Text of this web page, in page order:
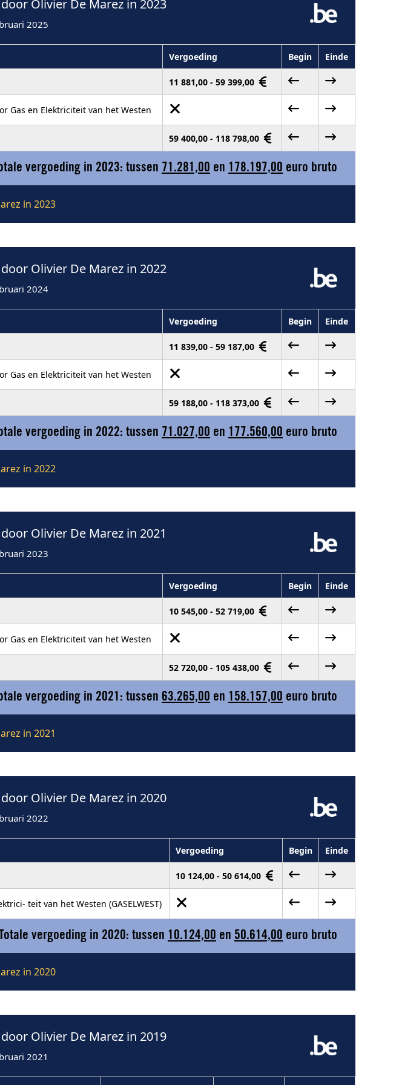
Olivier De Marez in 2023
2025
Vergoeding Begin Einde
11 881,00 - 59 399,00
Gas en Elektriciteit van het Westen
59 400,00 - 118 798,00
vergoeding in 2023: tussen 71.281,00 en 178.197,00 euro bruto
in 2023
Olivier De Marez in 2022
2024
Vergoeding Begin Einde
11 839,00 - 59 187,00
Gas en Elektriciteit van het Westen
59 188,00 - 118 373,00
vergoeding in 2022: tussen 71.027,00 en 177.560,00 euro bruto
in 2022
Olivier De Marez in 2021
2023
Vergoeding Begin Einde
10 545,00 - 52 719,00
Gas en Elektriciteit van het Westen
52 720,00 - 105 438,00
vergoeding in 2021: tussen 63.265,00 en 158.157,00 euro bruto
in 2021
Olivier De Marez in 2020
2022
Vergoeding Begin Einde
10 124,00 - 50 614,00
teit van het Westen (GASELWEST)
vergoeding in 2020: tussen 10.124,00 en 50.614,00 euro bruto
in 2020
Olivier De Marez in 2019
2021